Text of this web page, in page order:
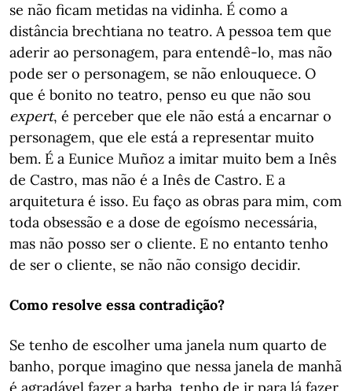
se não ficam metidas na vidinha. É como a
distância brechtiana no teatro. A pessoa tem que
aderir ao personagem, para entendê-lo, mas não
pode ser o personagem, se não enlouquece. O
que é bonito no teatro, penso eu que não sou
expert, é perceber que ele não está a encarnar o
personagem, que ele está a representar muito
bem. É a Eunice Muñoz a imitar muito bem a Inês
de Castro, mas não é a Inês de Castro. E a
arquitetura é isso. Eu faço as obras para mim, com
toda obsessão e a dose de egoísmo necessária,
mas não posso ser o cliente. E no entanto tenho
de ser o cliente, se não não consigo decidir.
Como resolve essa contradição?
Se tenho de escolher uma janela num quarto de
banho, porque imagino que nessa janela de manhã